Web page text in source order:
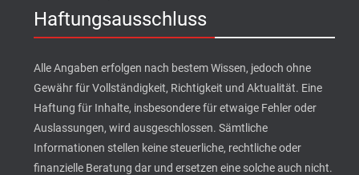
Haftungsausschluss
Alle Angaben erfolgen nach bestem Wissen, jedoch ohne
Gewähr für Vollständigkeit, Richtigkeit und Aktualität. Eine
Haftung für Inhalte, insbesondere für etwaige Fehler oder
Auslassungen, wird ausgeschlossen. Sämtliche
Informationen stellen keine steuerliche, rechtliche oder
finanzielle Beratung dar und ersetzen eine solche auch nicht.